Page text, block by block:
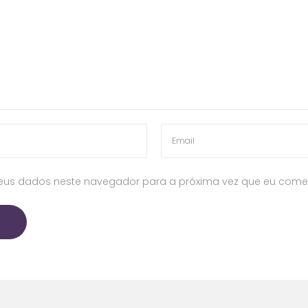
dados neste navegador para a próxima vez que eu